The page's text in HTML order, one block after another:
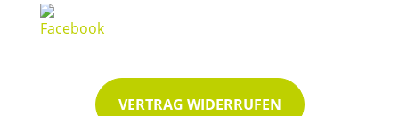
VERTRAG WIDERRUFEN